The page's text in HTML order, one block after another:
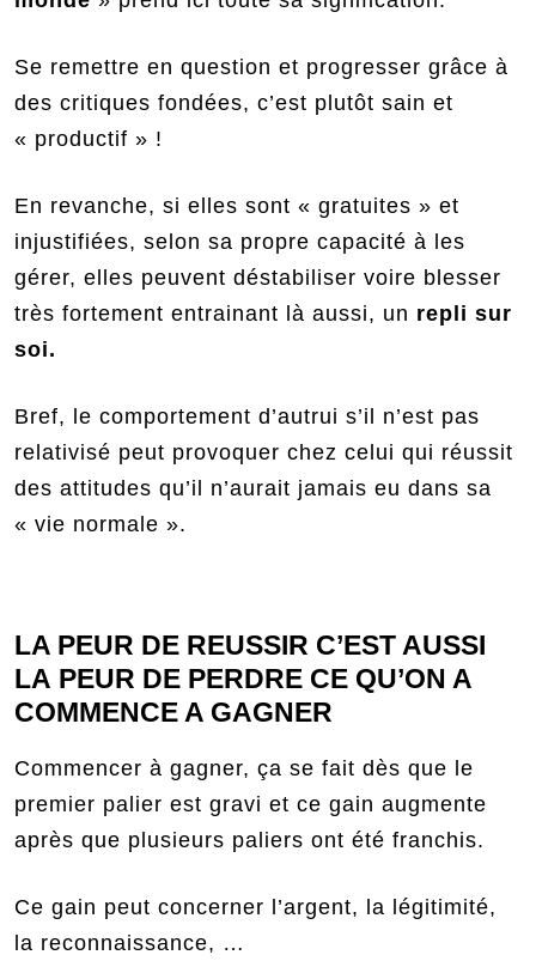
Se remettre en question et progresser grâce à
des critiques fondées, c’est plutôt sain et
« productif » !
En revanche, si elles sont « gratuites » et
injustifiées, selon sa propre capacité à les
gérer, elles peuvent déstabiliser voire blesser
très fortement entrainant là aussi, un repli sur
soi.
Bref, le comportement d’autrui s’il n’est pas
relativisé peut provoquer chez celui qui réussit
des attitudes qu’il n’aurait jamais eu dans sa
« vie normale ».
LA PEUR DE REUSSIR C’EST AUSSI
LA PEUR DE PERDRE CE QU’ON A
COMMENCE A GAGNER
Commencer à gagner, ça se fait dès que le
premier palier est gravi et ce gain augmente
après que plusieurs paliers ont été franchis.
Ce gain peut concerner l’argent, la légitimité,
la reconnaissance, …